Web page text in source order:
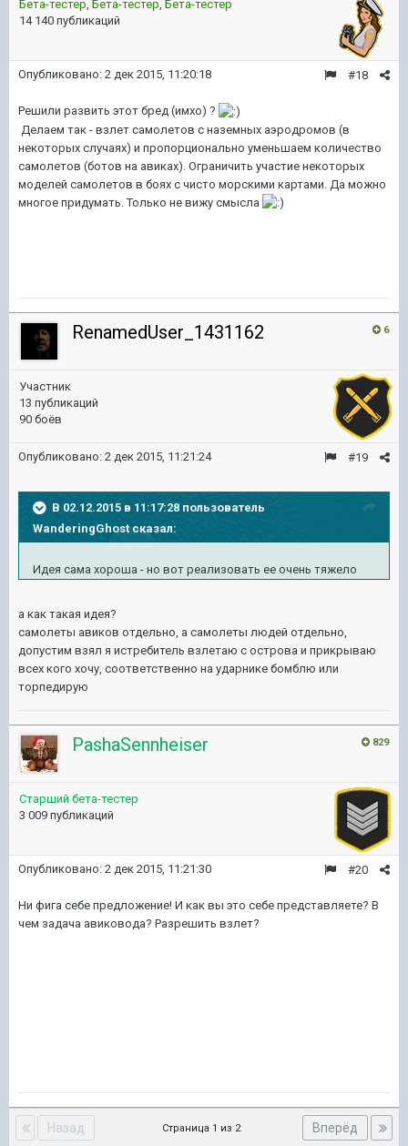
Бета-тестер, Бета-тестер, Бета-тестер
14 140 публикаций
#18
Опубликовано: 2 дек 2015, 11:20:18
Решили развить этот бред (имхо) ?
Делаем так - взлет самолетов с наземных аэродромов (в
некоторых случаях) и пропорционально уменьшаем количество
самолетов (ботов на авиках). Ограничить участие некоторых
моделей самолетов в боях с чисто морскими картами. Да можно
многое придумать. Только не вижу смысла
6
RenamedUser_1431162
Участник
13 публикаций
90 боёв
#19
Опубликовано: 2 дек 2015, 11:21:24
В 02.12.2015 в 11:17:28 пользователь
WanderingGhost сказал:
Идея сама хороша - но вот реализовать ее очень тяжело
а как такая идея?
самолеты авиков отдельно, а самолеты людей отдельно,
допустим взял я истребитель взлетаю с острова и прикрываю
всех кого хочу, соответственно на ударнике бомблю или
торпедирую
829
PashaSennheiser
Старший бета-тестер
3 009 публикаций
#20
Опубликовано: 2 дек 2015, 11:21:30
Ни фига себе предложение! И как вы это себе представляете? В
чем задача авиковода? Разрешить взлет?
Назад Вперёд
Страница 1 из 2